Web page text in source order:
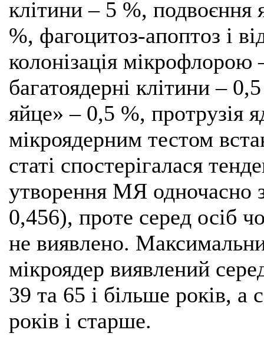
клітини – 5 %, подвоєння
%, фагоцитоз-апоптоз і
колонізація
багатоядерні клітини –
яйце» – 0,5 %, протрузія
мікроядерним тестом
статі спостерігалася
утворення МЯ одночасно
0,456), проте серед осіб
не виявлено.
мікроядер виявлений
39 та 65 і більше років, а
років і старше.